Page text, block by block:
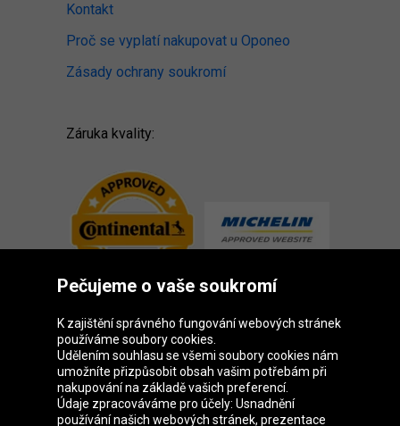
Kontakt
Proč se vyplatí nakupovat u Oponeo
Zásady ochrany soukromí
Záruka kvality:
Skupina Oponeo
Pečujeme o vaše soukromí
K zajištění správného fungování webových stránek
používáme soubory cookies.
Udělením souhlasu se všemi soubory cookies nám
umožníte přizpůsobit obsah vašim potřebám při
nakupování na základě vašich preferencí.
Údaje zpracováváme pro účely: Usnadnění
používání našich webových stránek, prezentace